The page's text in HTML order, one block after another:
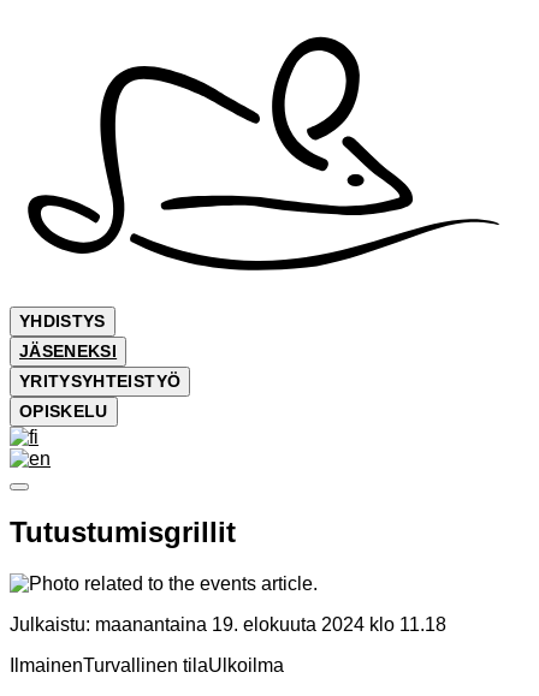
YHDISTYS
JÄSENEKSI
YRITYSYHTEISTYÖ
OPISKELU
Tutustumisgrillit
Julkaistu: maanantaina 19. elokuuta 2024 klo 11.18
IlmainenTurvallinen tilaUlkoilma